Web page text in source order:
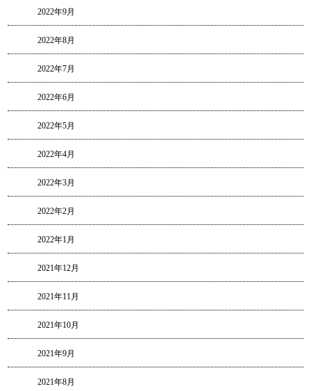
2022年9月
2022年8月
2022年7月
2022年6月
2022年5月
2022年4月
2022年3月
2022年2月
2022年1月
2021年12月
2021年11月
2021年10月
2021年9月
2021年8月